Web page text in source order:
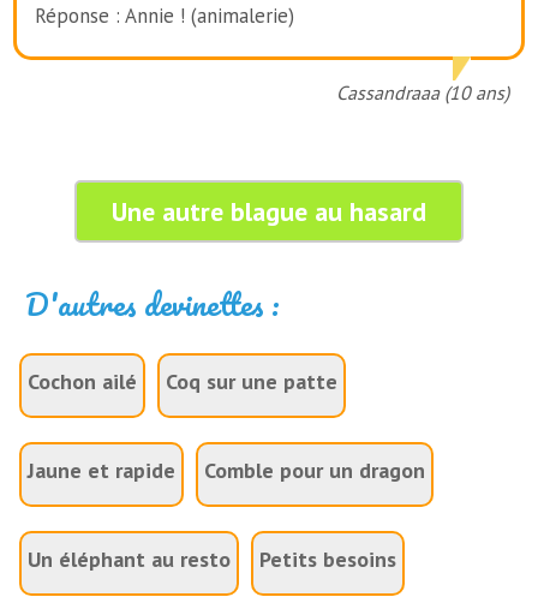
Réponse : Annie ! (animalerie)
Cassandraaa (10 ans)
Une autre blague au hasard
D'autres devinettes :
Cochon ailé Coq sur une patte
Jaune et rapide Comble pour un dragon
Un éléphant au resto Petits besoins